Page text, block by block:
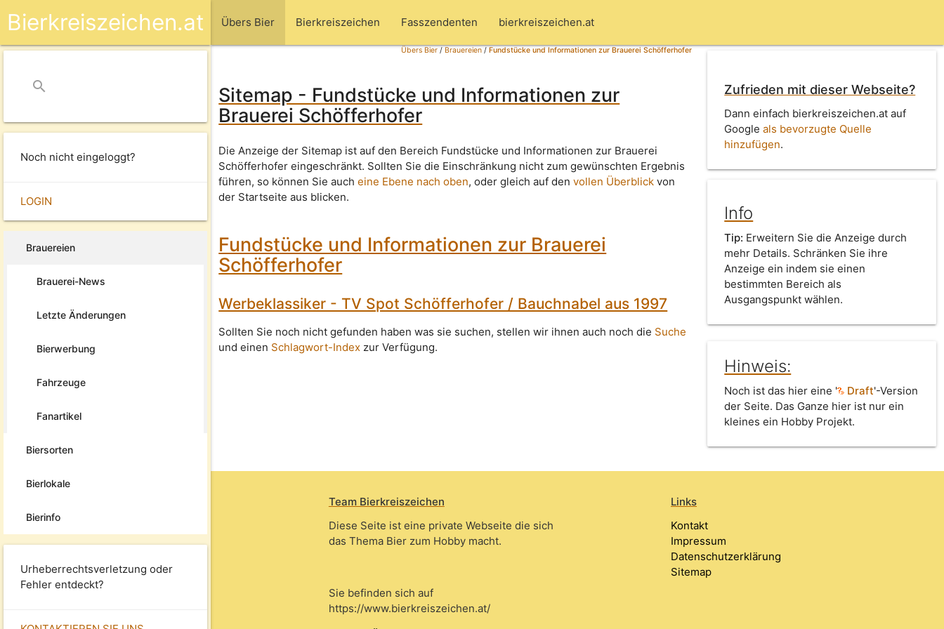
Übers Bier Bierkreiszeichen Fasszendenten bierkreiszeichen.at
Bierkreiszeichen.at
search
Noch nicht eingeloggt?
LOGIN
Brauereien
Brauerei-News
Letzte Änderungen
Bierwerbung
Fahrzeuge
Fanartikel
Biersorten
Bierlokale
Bierinfo
Urheberrechtsverletzung oder
Fehler entdeckt?
Übers Bier/Brauereien/Fundstücke und Informationen zur Brauerei Schöfferhofer
Sitemap - Fundstücke und Informationen zur
Brauerei Schöfferhofer
Die Anzeige der Sitemap ist auf den Bereich Fundstücke und Informationen zur Brauerei
Schöfferhofer eingeschränkt. Sollten Sie die Einschränkung nicht zum gewünschten Ergebnis
führen, so können Sie aucheine Ebene nach oben, oder gleich auf denvollen Überblick von
der Startseite aus blicken.
Fundstücke und Informationen zur Brauerei
Schöfferhofer
Werbeklassiker - TV Spot Schöfferhofer / Bauchnabel aus 1997
Sollten Sie noch nicht gefunden haben was sie suchen, stellen wir ihnen auch noch die Suche
und einen Schlagwort-Index zur Verfügung.
Zufrieden mit dieser Webseite?
Dann einfach bierkreiszeichen.at auf
Googleals bevorzugte Quelle
hinzufügen.
Info
Tip: Erweitern Sie die Anzeige durch
mehr Details. Schränken Sie ihre
Anzeige ein indem sie einen
bestimmten Bereich als
Ausgangspunkt wählen.
Hinweis:
Noch ist das hier eine ' Draft'-Version
der Seite. Das Ganze hier ist nur ein
kleines ein Hobby Projekt.
Team Bierkreiszeichen
Diese Seite ist eine private Webseite die sich
das Thema Bier zum Hobby macht.
Sie befinden sich auf
https://www.bierkreiszeichen.at/
Links
Kontakt
Impressum
Datenschutzerklärung
Sitemap